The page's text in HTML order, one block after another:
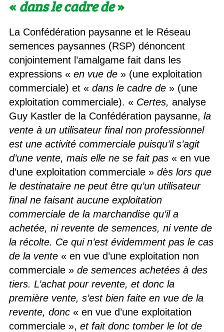
«dans le cadre de»
La Confédération paysanne et le Réseau
semences paysannes (RSP) dénoncent
conjointement l’amalgame fait dans les
expressions « en vue de» (une exploitation
commerciale) et « dans le cadre de» (une
exploitation commerciale). « Certes, analyse
Guy Kastler de la Confédération paysanne, la
vente à un utilisateur final non professionnel
est une activité commerciale puisqu’il s’agit
d’une vente, mais elle ne se fait pas« en vue
d’une exploitation commerciale » dès lors que
le destinataire ne peut être qu’un utilisateur
final ne faisant aucune exploitation
commerciale de la marchandise qu’il a
achetée, ni revente de semences, ni vente de
la récolte. Ce qui n’est évidemment pas le cas
de la vente « en vue d’une exploitation non
commerciale » de semences achetées à des
tiers. L’achat pour revente, et donc la
première vente, s’est bien faite en vue de la
revente, donc« en vue d’une exploitation
commerciale », et fait donc tomber le lot de